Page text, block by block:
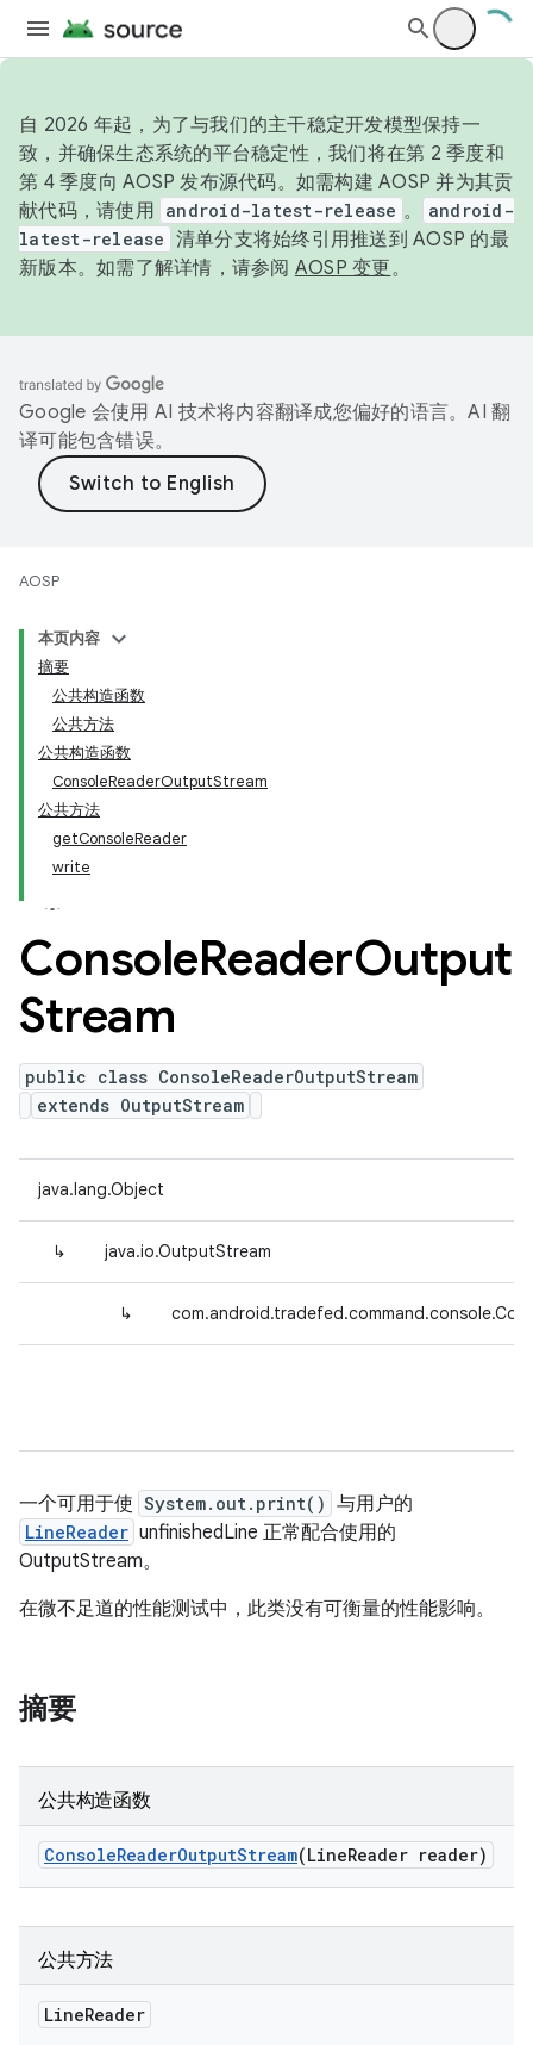
自 2026 年起，为了与我们的主干稳定开发模型保持一
致，并确保生态系统的平台稳定性，我们将在第 2 季度和
第 4 季度向 AOSP 发布源代码。如需构建 AOSP 并为其贡
献代码，请使用 android-latest-release 。
android-
latest-release 清单分支将始终引用推送到 AOSP 的最
新版本。如需了解详情，请参阅 AOSP 变更。
Google 会使用 AI 技术将内容翻译成您偏好的语言。AI 翻
译可能包含错误。
AOSP
本页内容
摘要
公共构造函数
公共方法
公共构造函数
ConsoleReaderOutputStream
公共方法
getConsoleReader
write
ConsoleReaderOutput
Stream
public class ConsoleReaderOutputStream
extends OutputStream
java.lang.Object
↳ java.io.OutputStream
↳
一个可用于使 System.out.print() 与用户的
LineReader unfinishedLine 正常配合使用的
OutputStream。
在微不足道的性能测试中，此类没有可衡量的性能影响。
摘要
公共构造函数
ConsoleReaderOutputStream(LineReader reader)
公共方法
LineReader